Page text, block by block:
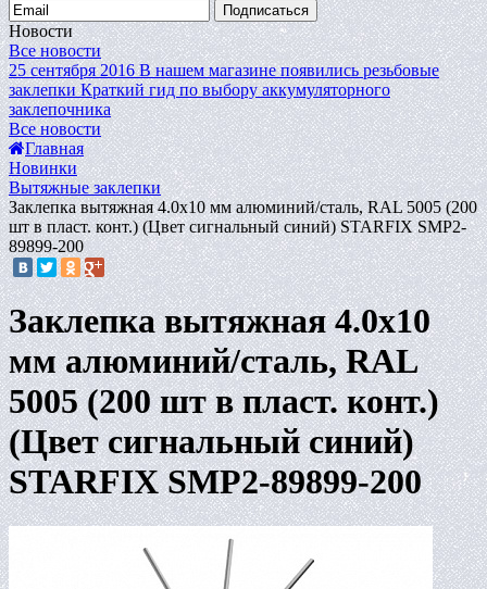
Подписаться
Новости
Все новости
25 сентября 2016 В нашем магазине появились резьбовые
заклепки Краткий гид по выбору аккумуляторного
заклепочника
Все новости
Главная
Новинки
Вытяжные заклепки
Заклепка вытяжная 4.0х10 мм алюминий/сталь, RAL 5005 (200
шт в пласт. конт.) (Цвет сигнальный синий) STARFIX SMP2-
89899-200
Заклепка вытяжная 4.0х10
мм алюминий/сталь, RAL
5005 (200 шт в пласт. конт.)
(Цвет сигнальный синий)
STARFIX SMP2-89899-200